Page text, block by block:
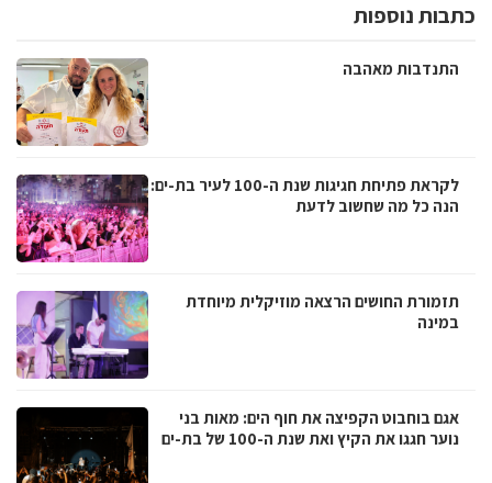
כתבות נוספות
התנדבות מאהבה
לקראת פתיחת חגיגות שנת ה-100 לעיר בת-ים:
הנה כל מה שחשוב לדעת
תזמורת החושים הרצאה מוזיקלית מיוחדת
במינה
אגם בוחבוט הקפיצה את חוף הים: מאות בני
נוער חגגו את הקיץ ואת שנת ה-100 של בת-ים